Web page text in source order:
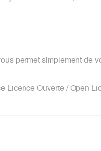
permet simplement de
Licence Ouverte / Open